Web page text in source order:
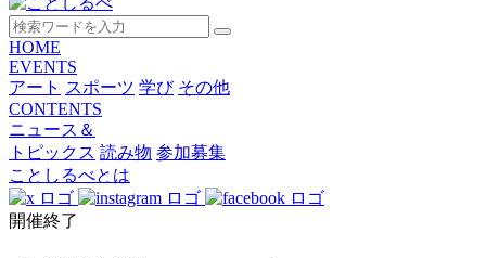
HOME
EVENTS
アート スポーツ 学び その他
CONTENTS
ニュース＆
トピックス 読み物 参加募集
ことしるべとは
開催終了